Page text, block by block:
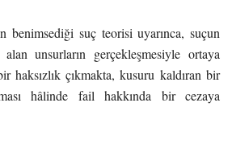
benimsediği suç teorisi uyarınca, suçun
unsurların gerçekleşmesiyle ortaya
haksızlık çıkmakta, kusuru kaldıran bir
hâlinde fail hakkında bir cezaya